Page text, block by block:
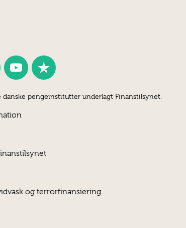
pengeinstitutter underlagt Finanstilsynet.
og terrorfinansiering